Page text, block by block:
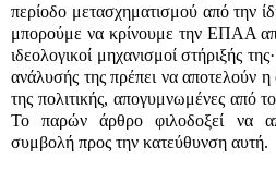
περίοδο μετασχηματισμού από την
μπορούμε να κρίνουμε την ΕΠΑΑ
ιδεολογικοί μηχανισμοί στήριξής
ανάλυσής της πρέπει να αποτελούν η
της πολιτικής, απογυμνωμένες από
Το παρών άρθρο φιλοδοξεί να
συμβολή προς την κατεύθυνση αυτή.